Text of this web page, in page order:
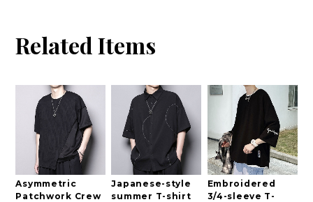
Related Items
Asymmetric
Patchwork Crew
Japanese-style
summer T-shirt
Embroidered
3/4-sleeve T-